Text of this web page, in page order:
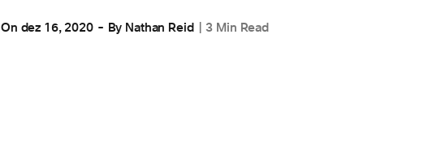
On dez 16, 2020 By Nathan Reid 3 Min Read